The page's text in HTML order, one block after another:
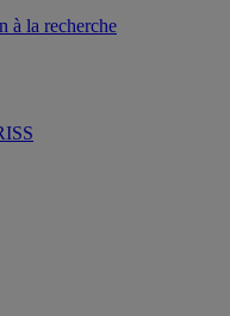
à la recherche